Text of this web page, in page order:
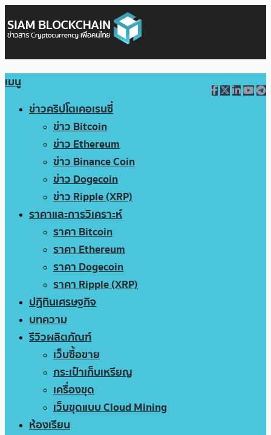
เมนู
ข่าวคริปโตเคอเรนซี่
ข่าว Bitcoin
ข่าว Ethereum
ข่าว Binance Coin
ข่าว Dogecoin
ข่าว Ripple (XRP)
ราคาและการวิเคราะห์
ราคา Bitcoin
ราคา Ethereum
ราคา Dogecoin
ราคา Ripple (XRP)
ปฏิทินเศรษฐกิจ
บทความ
รีวิวผลิตภัณฑ์
เว็บซื้อขาย
กระเป๋าเก็บเหรียญ
เครื่องขุด
เว็บขุดแบบ Cloud Mining
ห้องเรียน